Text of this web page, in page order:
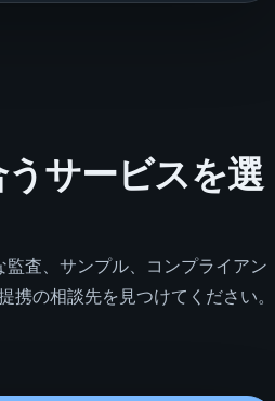
サービスを選
監査、サンプル、コンプライアン
携の相談先を見つけてください。